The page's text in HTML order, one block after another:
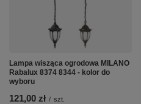
Lampa wisząca ogrodowa MILANO
Rabalux 8374 8344 - kolor do
wyboru
121,00 zł / szt.